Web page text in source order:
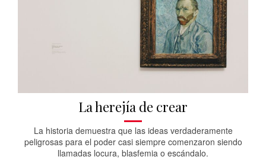
La herejía de crear
La historia demuestra que las ideas verdaderamente
peligrosas para el poder casi siempre comenzaron siendo
llamadas locura, blasfemia o escándalo.